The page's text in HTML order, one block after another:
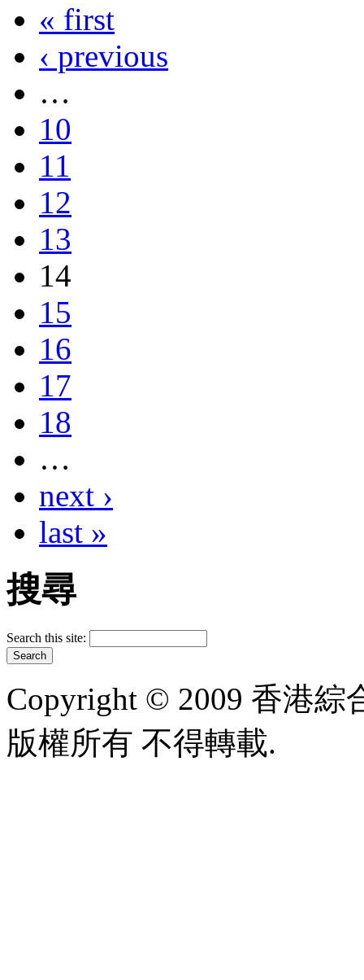
« first
‹ previous
…
10
11
12
13
14
15
16
17
18
…
next ›
last »
搜尋
Search this site:
Copyright © 2009 香港綜
版權所有 不得轉載.